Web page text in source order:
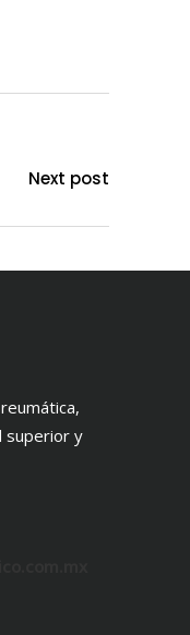
Next post
superior y